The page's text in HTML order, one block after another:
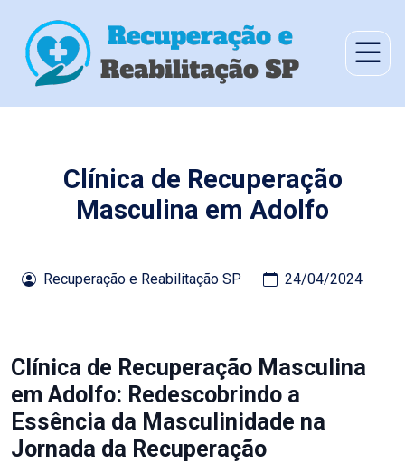
Clínica de Recuperação
Masculina em Adolfo
Recuperação e Reabilitação SP 24/04/2024
Clínica de Recuperação Masculina
em Adolfo: Redescobrindo a
Essência da Masculinidade na
Jornada da Recuperação